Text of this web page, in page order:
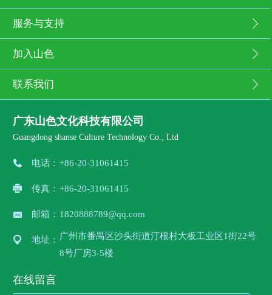
服务与支持
加入山色
联系我们
广东山色文化科技有限公司
Guangdong shanse Culture Technology Co., Ltd
电话： +86-20-31061415
传真： +86-20-31061415
邮箱： 1820888789@qq.com
地址： 广州市番禺区沙头街道汀根村大板工业区1街22号
8号厂房3-5楼
在线留言